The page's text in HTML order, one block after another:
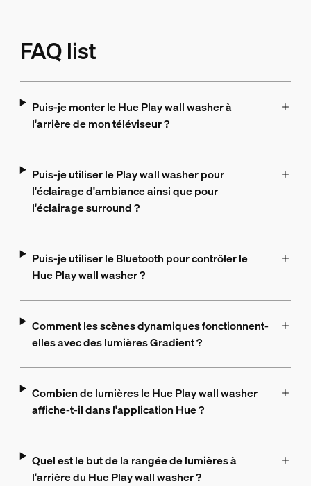
FAQ list
Puis-je monter le Hue Play wall washer à
l'arrière de mon téléviseur ?
Puis-je utiliser le Play wall washer pour
l'éclairage d'ambiance ainsi que pour
l'éclairage surround ?
Puis-je utiliser le Bluetooth pour contrôler le
Hue Play wall washer ?
Comment les scènes dynamiques fonctionnent-
elles avec des lumières Gradient ?
Combien de lumières le Hue Play wall washer
affiche-t-il dans l'application Hue ?
Quel est le but de la rangée de lumières à
l'arrière du Hue Play wall washer ?